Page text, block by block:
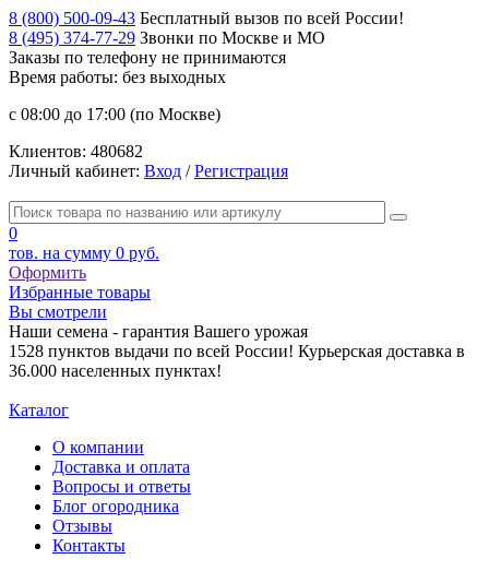
8 (800) 500-09-43 Бесплатный вызов по всей России!
8 (495) 374-77-29 Звонки по Москве и МО
Заказы по телефону не принимаются
Время работы: без выходных
с 08:00 до 17:00 (по Москве)
Клиентов: 480682
Личный кабинет: Вход /Регистрация
0
тов. на сумму 0 руб.
Оформить
Избранные товары
Вы смотрели
Наши семена - гарантия Вашего урожая
1528 пунктов выдачи по всей России! Курьерская доставка в
36.000 населенных пунктах!
Каталог
О компании
Доставка и оплата
Вопросы и ответы
Блог огородника
Отзывы
Контакты